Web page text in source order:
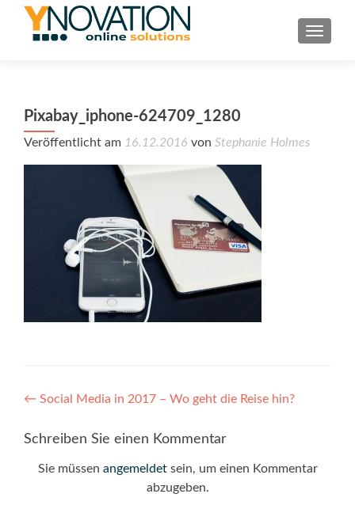
Pixabay_iphone-624709_1280
Veröffentlicht am 16.12.2016 von Stephanie Holmes
Post
navigation
← Social Media in 2017 – Wo geht die Reise hin?
Schreiben Sie einen Kommentar
Sie müssen angemeldetsein, um einen Kommentar
abzugeben.